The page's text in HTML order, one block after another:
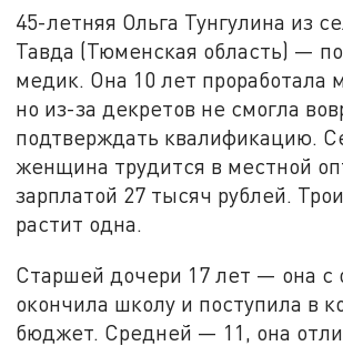
45-летняя Ольга Тунгулина из
Тавда (Тюменская область) —
медик. Она 10 лет проработала
но из-за декретов не смогла
подтверждать квалификацию.
женщина трудится в местной
зарплатой 27 тысяч рублей.
растит одна.
Старшей дочери 17 лет — она с
окончила школу и поступила в
бюджет. Средней — 11, она